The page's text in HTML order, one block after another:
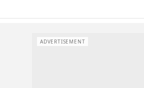
ADVERTISEMENT